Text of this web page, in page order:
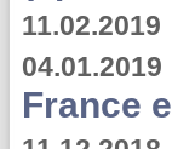
11.02.2019
04.01.2019
France